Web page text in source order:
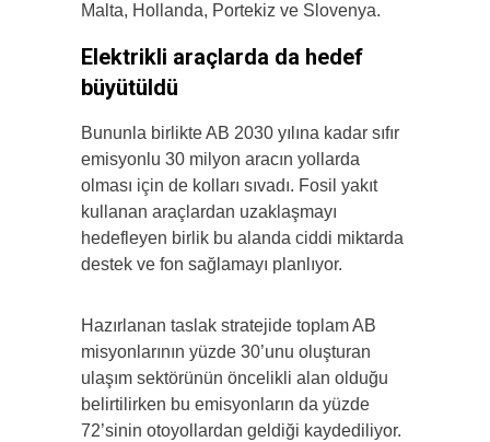
Malta, Hollanda, Portekiz ve Slovenya.
Elektrikli araçlarda da hedef
büyütüldü
Bununla birlikte AB 2030 yılına kadar sıfır
emisyonlu 30 milyon aracın yollarda
olması için de kolları sıvadı. Fosil yakıt
kullanan araçlardan uzaklaşmayı
hedefleyen birlik bu alanda ciddi miktarda
destek ve fon sağlamayı planlıyor.
Hazırlanan taslak stratejide toplam AB
misyonlarının yüzde 30’unu oluşturan
ulaşım sektörünün öncelikli alan olduğu
belirtilirken bu emisyonların da yüzde
72’sinin otoyollardan geldiği kaydediliyor.